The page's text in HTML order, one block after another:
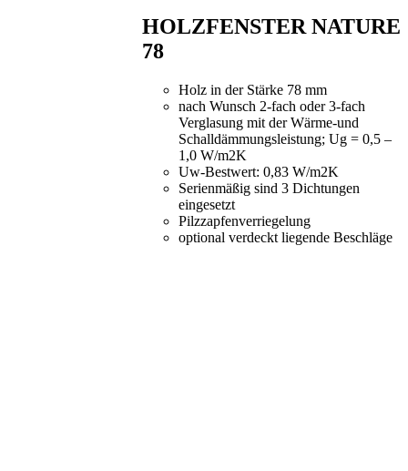
HOLZFENSTER NATURE
78
Holz in der Stärke 78 mm
nach Wunsch 2-fach oder 3-fach
Verglasung mit der Wärme-und
Schalldämmungsleistung; Ug = 0,5 –
1,0 W/m2K
Uw-Bestwert: 0,83 W/m2K
Serienmäßig sind 3 Dichtungen
eingesetzt
Pilzzapfenverriegelung
optional verdeckt liegende Beschläge